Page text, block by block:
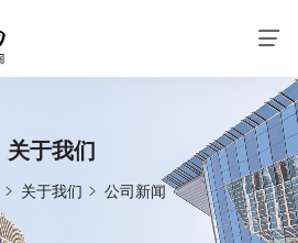
关于我们
关于我们 公司新闻